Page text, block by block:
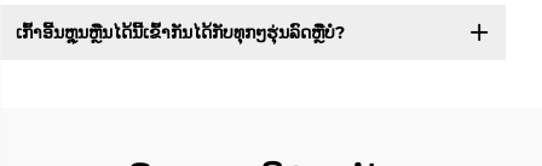
ເກົ້າອີ້ນຫຼຸນຫຼືນໄດ້ນີ້ເຂົ້າກັນໄດ້ກັບທຸກໆຮຸ່ນລົດຫຼືບໍ?